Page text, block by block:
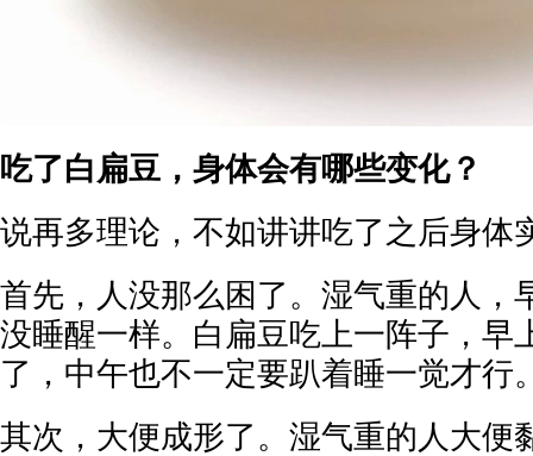
吃了白扁豆，身体会有哪些变化？
说再多理论，不如讲讲吃了之后身体
首先，人没那么困了。湿气重的人，
没睡醒一样。白扁豆吃上一阵子，早
了，中午也不一定要趴着睡一觉才行
其次，大便成形了。湿气重的人大便